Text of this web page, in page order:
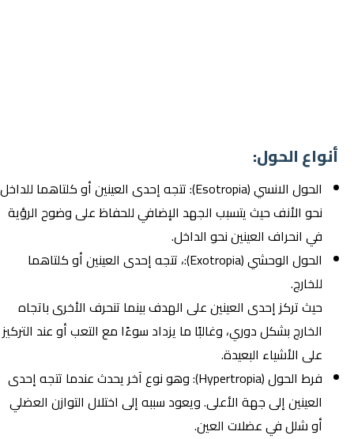
أنواع الحول:
الحول الانسي (Esotropia): تتجه إحدى العينين أو كلتاهما للداخل
نحو الأنف حيث يتسبب الجهد الإضافي للحفاظ على وضوح الرؤية
في انحراف العينين نحو الداخل.
الحول الوحشي (Exotropia):، تتجه إحدى العينين أو كلتاهما
للخارج.
حيث تركز إحدى العينين على الهدف بينما تنحرف الأخرى باتجاه
الخارج بشكل دوري، وغالبًا ما يزداد سوءًا مع التعب أو عند التركيز
على الأشياء البعيدة.
فرط الحول (Hypertropia): وهو نوع آخر يحدث عندما تتجه إحدى
العينين إلى جهة الأعلى. ويعود سببه إلى اختلال التوازن العضلي
أو شلل في عضلات العين.